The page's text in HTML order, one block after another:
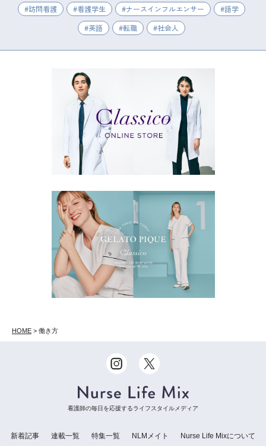
訪問看護
看護学生 ナースインフルエンサー
語学
英語
転職 社会人
HOME > 働き方
看護師の毎日を応援するライフスタイルメディア
新着記事 連載一覧 特集一覧 NLMメイト Nurse Life Mixについて